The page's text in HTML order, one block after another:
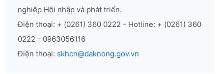
nghiệp Hội nhập và phát triển.
Điện thoại: + (0261) 360 0222 - Hotline: + (0261) 360
0222 - 0963056116
Điện thoại: skhcn@daknong.gov.vn